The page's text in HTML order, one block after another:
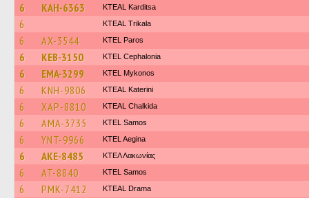
6 KAH-6363 KTEAL Karditsa
6 KTEAL Trikala
6 AX-3544 KTEL Paros
6 KEB-3150 KTEL Cephalonia
6 EMA-3299 KTEL Mykonos
6 KNH-9806 KTEAL Katerini
6 XAP-8810 KTEAL Chalkida
6 AMA-3735 KTEL Samos
6 YNT-9966 KTEL Aegina
6 AKE-8485 ΚΤΕΛ Λακωνίας
6 AT-8840 KTEL Samos
6 PMK-7412 KTEAL Drama